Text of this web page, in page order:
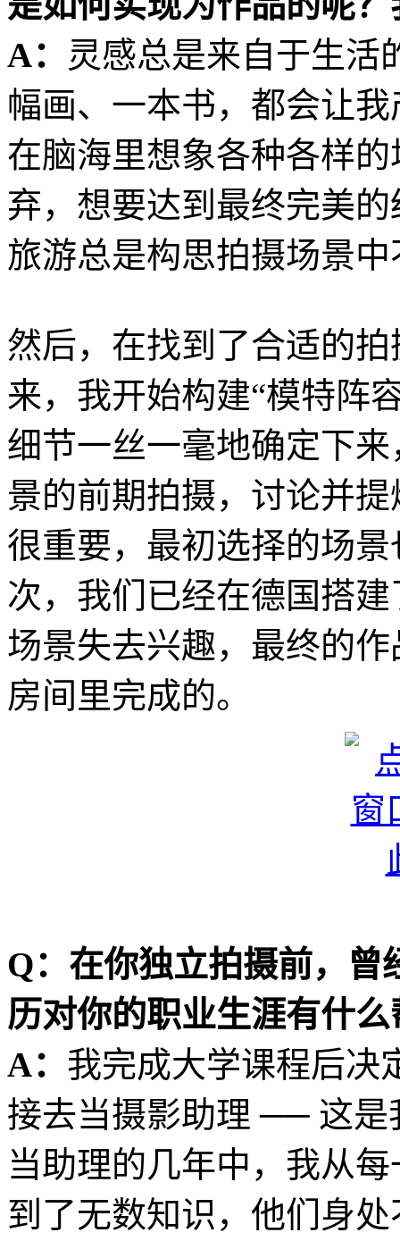
A： 灵感总是来自于生活
幅画、一本书，都会让
在脑海里想象各种各样
弃，想要达到最终完美
旅游总是构思拍摄场景
然后，在找到了合适的
来，我开始构建“模特阵
细节一丝一毫地确定下
景的前期拍摄，讨论并
很重要，最初选择的场
次，我们已经在德国搭
场景失去兴趣，最终的
房间里完成的。
Q：在你独立拍摄前，曾
历对你的职业生涯有什
A： 我完成大学课程后决
接去当摄影助理 ── 这是
当助理的几年中，我从
到了无数知识，他们身